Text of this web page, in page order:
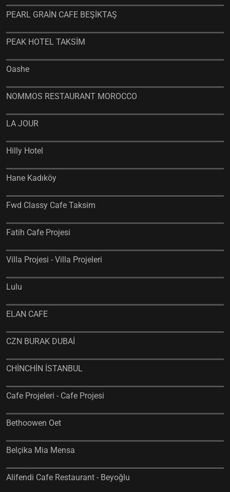
PEARL GRAİN CAFE BEŞİKTAŞ
PEAK HOTEL TAKSİM
Oashe
NOMMOS RESTAURANT MOROCCO
LA JOUR
Hilly Hotel
Hane Kadıköy
Fwd Classy Cafe Taksim
Fatih Cafe Projesi
Villa Projesi - Villa Projeleri
Lulu
ELAN CAFE
CZN BURAK DUBAİ
CHİNCHİN İSTANBUL
Cafe Projeleri - Cafe Projesi
Bethoowen Oet
Belçika Mia Mensa
Alifendi Cafe Restaurant - Beyoğlu